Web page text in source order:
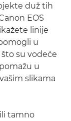
duž tih
EOS
linije
u
su vodeće
u
slikama
tamno